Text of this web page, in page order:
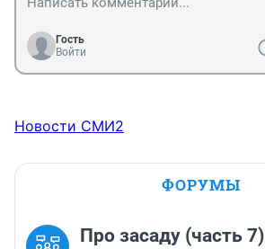
Гость
Войти
Новости СМИ2
ФОРУМЫ
Про засаду (часть 7)